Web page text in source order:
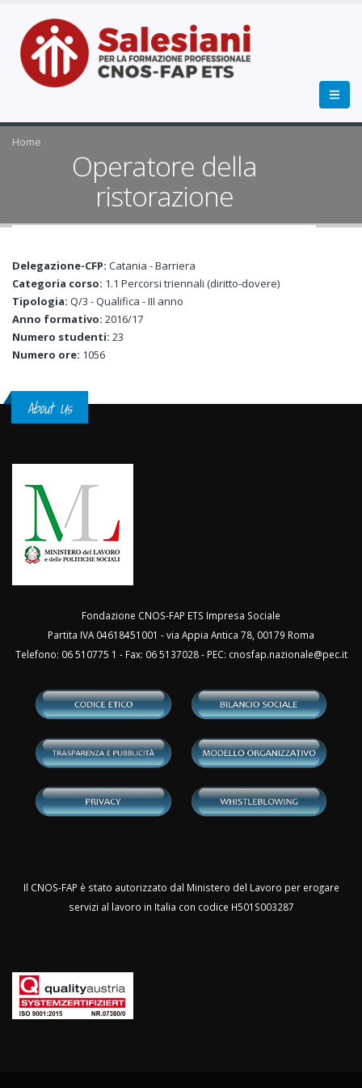
Home
Operatore della
ristorazione
Delegazione-CFP: Catania - Barriera
Categoria corso: 1.1 Percorsi triennali (diritto-dovere)
Tipologia: Q/3 - Qualifica - III anno
Anno formativo: 2016/17
Numero studenti: 23
Numero ore: 1056
About Us
Fondazione CNOS-FAP ETS Impresa Sociale
Partita IVA 04618451001 - via Appia Antica 78, 00179 Roma
Telefono: 06 510775 1 - Fax: 06 5137028 - PEC: cnosfap.nazionale@pec.it
Il CNOS-FAP è stato autorizzato dal Ministero del Lavoro per erogare
servizi al lavoro in Italia con codice H501S003287